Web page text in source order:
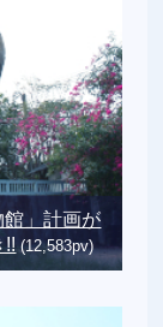
」計画が
!! (12,583pv)